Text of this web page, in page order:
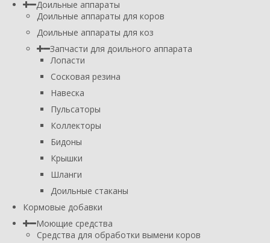
Доильные аппараты
Доильные аппараты для коров
Доильные аппараты для коз
Запчасти для доильного аппарата
Лопасти
Сосковая резина
Навеска
Пульсаторы
Коллекторы
Бидоны
Крышки
Шланги
Доильные стаканы
Кормовые добавки
Моющие средства
Средства для обработки вымени коров